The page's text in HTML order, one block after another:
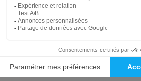
Présentation du magazine